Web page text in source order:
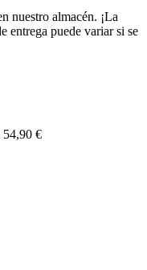
nuestro almacén. ¡La
entrega puede variar si se
54,90 €